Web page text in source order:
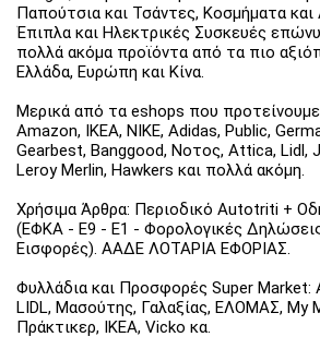
Παπούτσια και Τσάντες, Κοσμήματα
Έπιπλα και Ηλεκτρικές Συσκευές
πολλά ακόμα προϊόντα από τα πιο
Ελλάδα, Ευρώπη και Κίνα.
Μερικά από τα eshops που
Amazon, IKEA, NIKE, Adidas, Public,
Gearbest, Banggood, Νοτος, Attica, Lidl,
Leroy Merlin, Hawkers και πολλά ακόμη.
Χρήσιμα Άρθρα: Περιοδικό Autotriti +
(ΕΦΚΑ - Ε9 - Ε1 - Φορολογικές
Εισφορές). ΑΑΔΕ ΛΟΤΑΡΙΑ ΕΦΟΡΙΑΣ.
Φυλλάδια και Προσφορές Super Market:
LIDL, Μασούτης, Γαλαξίας, ΕΛΟΜΑΣ, My
Πράκτικερ, ΙΚΕΑ, Vicko κα.